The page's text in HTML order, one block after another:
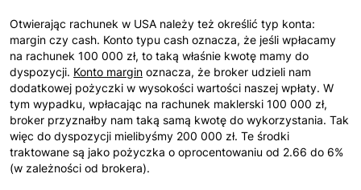
Otwierając rachunek w USA należy też określić typ konta:
margin czy cash. Konto typu cash oznacza, że jeśli wpłacamy
na rachunek 100 000 zł, to taką właśnie kwotę mamy do
dyspozycji. Konto margin oznacza, że broker udzieli nam
dodatkowej pożyczki w wysokości wartości naszej wpłaty. W
tym wypadku, wpłacając na rachunek maklerski 100 000 zł,
broker przyznałby nam taką samą kwotę do wykorzystania. Tak
więc do dyspozycji mielibyśmy 200 000 zł. Te środki
traktowane są jako pożyczka o oprocentowaniu od 2.66 do 6%
(w zależności od brokera).